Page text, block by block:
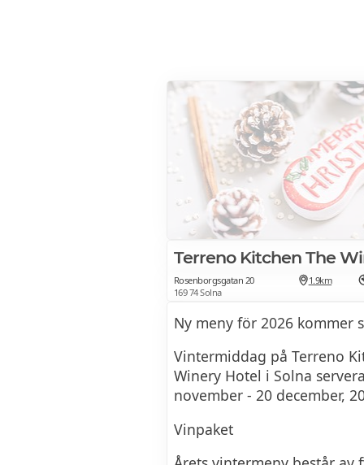
Terreno Kitchen The
Rosenborgsgatan 20
169 74 Solna
1.9km
Ny meny för 2026 kommer
Vintermiddag på Terreno
Winery Hotel i Solna
november - 20 december,
Vinpaket